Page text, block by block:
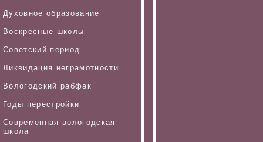
Духовное образование
Воскресные школы
Советский период
Ликвидация неграмотности
Вологодский рабфак
Годы перестройки
Современная вологодская
школа